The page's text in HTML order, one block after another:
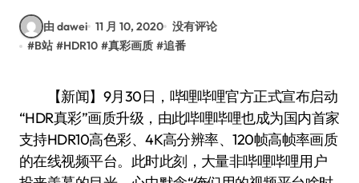
由 dawei 11 月 10, 2020 没有评论
#B站 #HDR10 #真彩画质 #追番
【新闻】9月30日，哔哩哔哩官方正式宣布启动
“HDR真彩”画质升级，由此哔哩哔哩也成为国内首家
支持HDR10高色彩、4K高分辨率、120帧高帧率画质
的在线视频平台。此时此刻，大量非哔哩哔哩用户